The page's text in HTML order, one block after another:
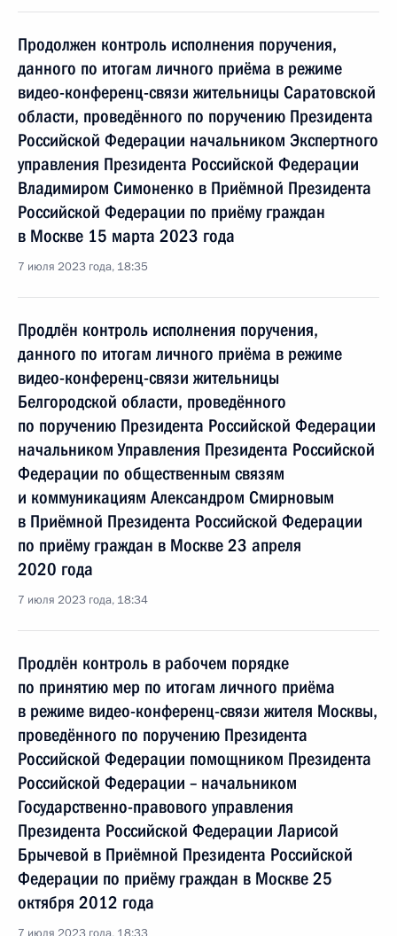
Продолжен контроль исполнения поручения,
данного по итогам личного приёма в режиме
видео-конференц-связи жительницы Саратовской
области, проведённого по поручению Президента
Российской Федерации начальником Экспертного
управления Президента Российской Федерации
Владимиром Симоненко в Приёмной Президента
Российской Федерации по приёму граждан
в Москве 15 марта 2023 года
7 июля 2023 года, 18:35
Продлён контроль исполнения поручения,
данного по итогам личного приёма в режиме
видео-конференц-связи жительницы
Белгородской области, проведённого
по поручению Президента Российской Федерации
начальником Управления Президента Российской
Федерации по общественным связям
и коммуникациям Александром Смирновым
в Приёмной Президента Российской Федерации
по приёму граждан в Москве 23 апреля
2020 года
7 июля 2023 года, 18:34
Продлён контроль в рабочем порядке
по принятию мер по итогам личного приёма
в режиме видео-конференц-связи жителя Москвы,
проведённого по поручению Президента
Российской Федерации помощником Президента
Российской Федерации – начальником
Государственно-правового управления
Президента Российской Федерации Ларисой
Брычевой в Приёмной Президента Российской
Федерации по приёму граждан в Москве 25
октября 2012 года